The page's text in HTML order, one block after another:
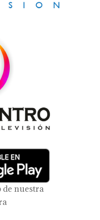
de nuestra